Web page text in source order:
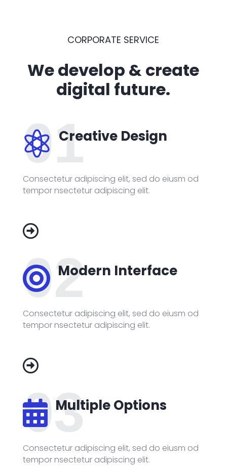
CORPORATE SERVICE
We develop & create
digital future.
01
 Creative Design
Consectetur adipiscing elit, sed do eiusm od
tempor nsectetur adipiscing elit.

02
 Modern Interface
Consectetur adipiscing elit, sed do eiusm od
tempor nsectetur adipiscing elit.

03
 Multiple Options
Consectetur adipiscing elit, sed do eiusm od
tempor nsectetur adipiscing elit.